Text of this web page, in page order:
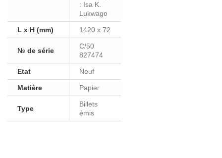
: Isa K.
Lukwago
L x H (mm) 1420 x 72
№ de série
C/50
827474
Etat Neuf
Matière Papier
Type
Billets
émis